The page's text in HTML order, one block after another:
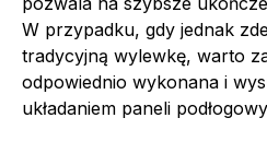
W przypadku, gdy jednak
tradycyjną wylewkę, warto
odpowiednio wykonana i
układaniem paneli